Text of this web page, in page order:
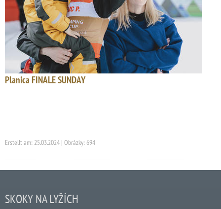
Planica FINALE SUNDAY
Erstellt am: 25.03.2024 | Obrázky: 694
SKOKY NA LYŽÍCH